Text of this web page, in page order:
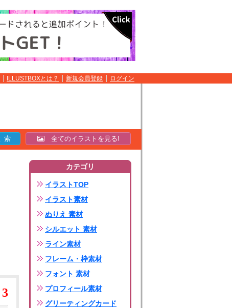
ILLUSTBOXとは？ 新規会員登録 ログイン
全てのイラストを見る!
3
カテゴリ
イラストTOP
イラスト素材
ぬりえ 素材
シルエット 素材
ライン素材
フレーム・枠素材
フォント 素材
プロフィール素材
グリーティングカード